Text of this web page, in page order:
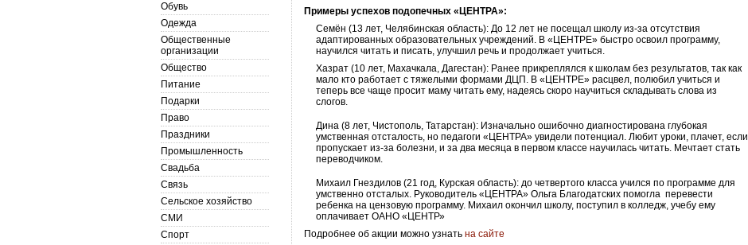
Примеры успехов подопечных «ЦЕНТРА»:
Семён (13 лет, Челябинская область): До 12 лет не посещал школу из-за отсутствия
адаптированных образовательных учреждений. В «ЦЕНТРЕ» быстро освоил программу,
научился читать и писать, улучшил речь и продолжает учиться.
Хазрат (10 лет, Махачкала, Дагестан): Ранее прикреплялся к школам без результатов, так как
мало кто работает с тяжелыми формами ДЦП. В «ЦЕНТРЕ» расцвел, полюбил учиться и
теперь все чаще просит маму читать ему, надеясь скоро научиться складывать слова из
слогов.
Дина (8 лет, Чистополь, Татарстан): Изначально ошибочно диагностирована глубокая
умственная отсталость, но педагоги «ЦЕНТРА» увидели потенциал. Любит уроки, плачет, если
пропускает из-за болезни, и за два месяца в первом классе научилась читать. Мечтает стать
переводчиком.
Михаил Гнездилов (21 год, Курская область): до четвертого класса учился по программе для
умственно отсталых. Руководитель «ЦЕНТРА» Ольга Благодатских помогла перевести
ребенка на цензовую программу. Михаил окончил школу, поступил в колледж, учебу ему
оплачивает ОАНО «ЦЕНТР»
Подробнее об акции можно узнатьна сайте
Обувь
Одежда
Общественные
организации
Общество
Питание
Подарки
Право
Праздники
Промышленность
Свадьба
Связь
Сельское хозяйство
СМИ
Спорт